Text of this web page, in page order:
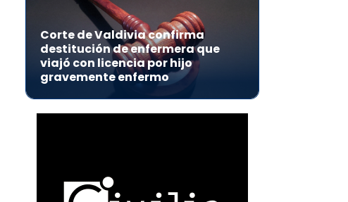
Corte de Valdivia confirma
destitución de enfermera que
viajó con licencia por hijo
gravemente enfermo